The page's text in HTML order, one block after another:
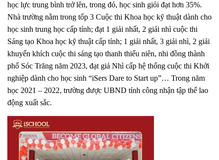
học lực trung bình trở lên, trong đó, học sinh giỏi đạt hơn 35%.
Nhà trường nằm trong tốp 3 Cuộc thi Khoa học kỹ thuật dành cho
học sinh trung học cấp tỉnh; đạt 1 giải nhất, 2 giải nhì cuộc thi
Sáng tạo Khoa học kỹ thuật cấp tỉnh; 1 giải nhất, 3 giải nhì, 2 giải
khuyến khích cuộc thi sáng tạo thanh thiếu niên, nhi đồng thành
phố Sóc Trăng năm 2023, đạt giả Nhì cấp hệ thống cuộc thi Khởi
nghiệp dành cho học sinh “iSers Dare to Start up”… Trong năm
học 2021 – 2022, trường được UBND tỉnh công nhận tập thể lao
động xuất sắc.